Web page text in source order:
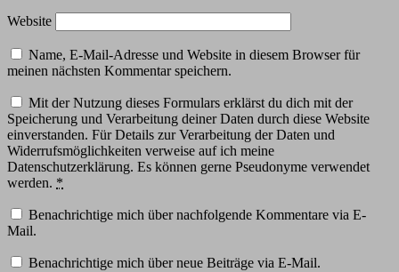
Website
Name, E-Mail-Adresse und Website in diesem Browser für
meinen nächsten Kommentar speichern.
Mit der Nutzung dieses Formulars erklärst du dich mit der
Speicherung und Verarbeitung deiner Daten durch diese Website
einverstanden. Für Details zur Verarbeitung der Daten und
Widerrufsmöglichkeiten verweise auf ich meine
Datenschutzerklärung. Es können gerne Pseudonyme verwendet
werden. *
Benachrichtige mich über nachfolgende Kommentare via E-
Mail.
Benachrichtige mich über neue Beiträge via E-Mail.